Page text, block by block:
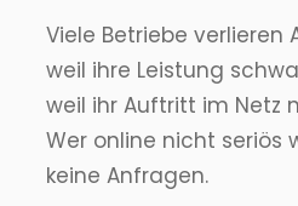
Viele Betriebe
weil ihre Leistung
weil ihr Auftritt im Netz
Wer online nicht seriös
keine Anfragen.